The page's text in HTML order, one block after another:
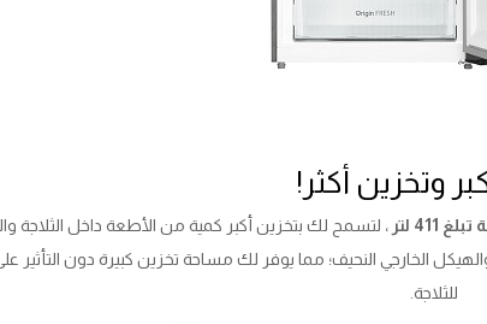
وتخزين أكثر!
لتر
، لتسمح لك بتخزين أكبر كمية من الأطعة داخل الثلاجة
الخارجي النحيف؛ مما يوفر لك مساحة تخزين كبيرة دون التأثير
للثلاجة.